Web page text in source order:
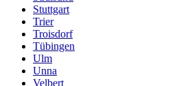
Stuttgart
Trier
Troisdorf
Tübingen
Ulm
Unna
Velbert